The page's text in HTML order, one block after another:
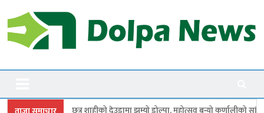
to
content
Dolpanews